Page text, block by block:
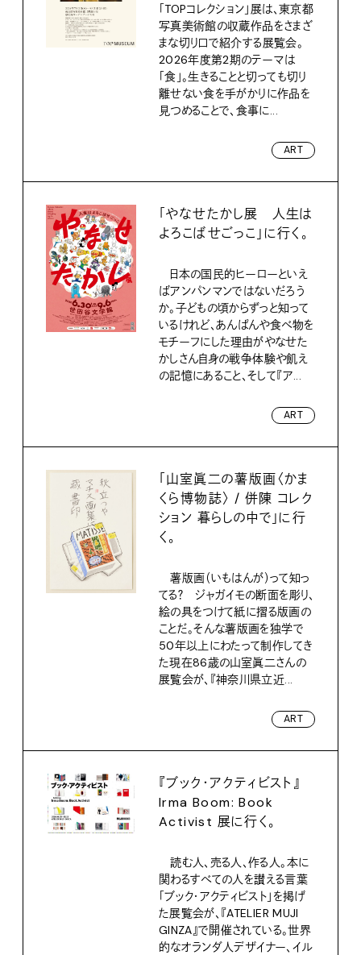
「TOPコレクション」展は、東京都
写真美術館の収蔵作品をさまざ
まな切り口で紹介する展覧会。
2026年度第2期のテーマは
「食」。生きることと切っても切り
離せない食を手がかりに作品を
見つめることで、食事に...
ART
「やなせたかし展 人生は
よろこばせごっこ」に行く。
日本の国民的ヒーローといえ
ばアンパンマンではないだろう
か。子どもの頃からずっと知って
いるけれど、あんぱんや食べ物を
モチーフにした理由がやなせた
かしさん自身の戦争体験や飢え
の記憶にあること、そして『ア...
ART
「山室眞二の薯版画〈かま
くら博物誌〉 / 併陳 コレク
ション 暮らしの中で」に行
く。
薯版画（いもはんが）って知っ
てる？ ジャガイモの断面を彫り、
絵の具をつけて紙に摺る版画の
ことだ。そんな薯版画を独学で
50年以上にわたって制作してき
た現在86歳の山室眞二さんの
展覧会が、『神奈川県立近...
ART
『ブック・アクティビスト』
Irma Boom: Book
Activist 展に行く。
読む人、売る人、作る人。本に
関わるすべての人を讃える言葉
「ブック・アクティビスト」を掲げ
た展覧会が、『ATELIER MUJI
GINZA』で開催されている。世界
的なオランダ人デザイナー、イル